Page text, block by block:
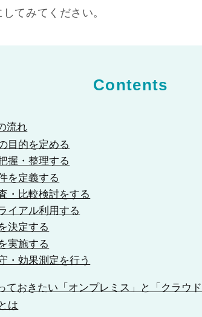
てみてください。
Contents
流れ
目的を定める
握・整理する
を定義する
・比較検討をする
イアル利用する
決定する
実施する
・効果測定を行う
ておきたい「オンプレミス」と「クラウド
は